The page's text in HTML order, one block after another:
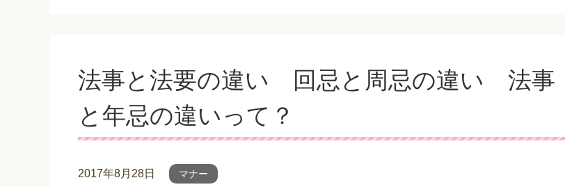
法事と法要の違い 回忌と周忌の違い 法事
と年忌の違いって？
2017年8月28日 マナー